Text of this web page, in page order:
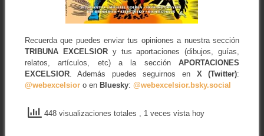
Recuerda que puedes enviar tus opiniones a nuestra sección
TRIBUNA EXCELSIORy tus aportaciones (dibujos, guías,
relatos, artículos, etc) a la secciónAPORTACIONES
EXCELSIOR. Además puedes seguirnos en X (Twitter):
@webexcelsioro en Bluesky: @webexcelsior.bsky.social
448 visualizaciones totales , 1 veces vista hoy